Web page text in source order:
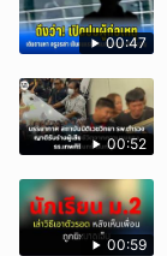
00:47
00:52
00:59